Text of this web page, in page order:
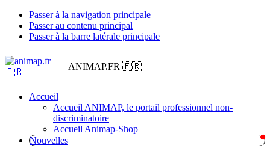
Passer à la navigation principale
Passer au contenu principal
Passer à la barre latérale principale
ANIMAP.FR 🇫🇷
Accueil
Accueil ANIMAP, le portail professionnel non-
discriminatoire
Accueil Animap-Shop
Nouvelles